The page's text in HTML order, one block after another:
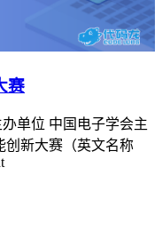
赛
单位 中国电子学会主
创新大赛（英文名称